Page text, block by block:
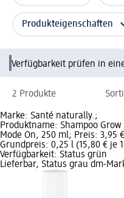
Produkteigenschaften
Verfügbarkeit prüfen in
2 Produkte
Marke: Santé naturally.;
Produktname: Shampoo Grow
Mode On, 250 ml; Preis: 3,95
Grundpreis: 0,25 l (15,80 € je
Verfügbarkeit: Status grün
Lieferbar, Status grau dm-